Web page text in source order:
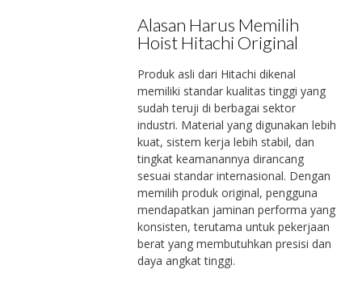
Alasan Harus Memilih
Hoist Hitachi Original
Produk asli dari Hitachi dikenal
memiliki standar kualitas tinggi yang
sudah teruji di berbagai sektor
industri. Material yang digunakan lebih
kuat, sistem kerja lebih stabil, dan
tingkat keamanannya dirancang
sesuai standar internasional. Dengan
memilih produk original, pengguna
mendapatkan jaminan performa yang
konsisten, terutama untuk pekerjaan
berat yang membutuhkan presisi dan
daya angkat tinggi.